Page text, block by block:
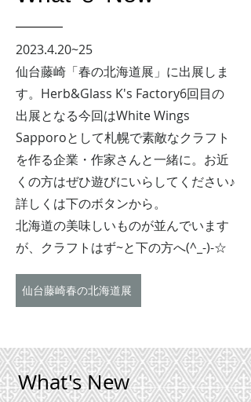
2023.4.20~25
仙台藤崎「春の北海道展」に出展しま
す。Herb&Glass K's Factory6回目の
出展となる今回はWhite Wings
Sapporoとして札幌で素敵なクラフト
を作る企業・作家さんと一緒に。お近
くの方はぜひ遊びにいらしてください♪
詳しくは下のボタンから。
​北海道の美味しいものが並んでいます
が、クラフトはず~と下の方へ(^_-)-☆
仙台藤崎春の北海道展
What's New